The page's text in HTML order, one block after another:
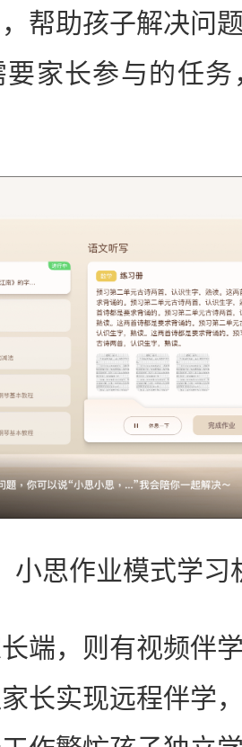
帮助孩子解决问
要家长参与的任
小思作业模式学习
，则有视频伴学
长实现远程伴学